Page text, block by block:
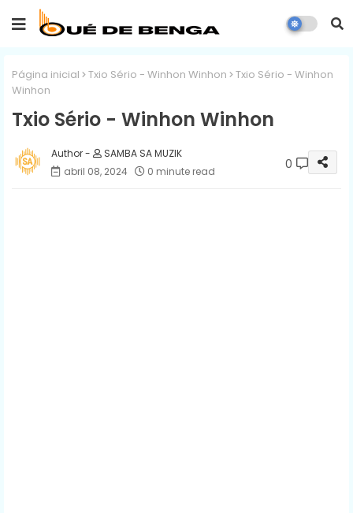
Página inicial Txio Sério - Winhon Winhon
Txio Sério - Winhon
Winhon
Txio Sério - Winhon Winhon
SAMBA SA MUZIK
abril 08, 2024
0 minute read 0